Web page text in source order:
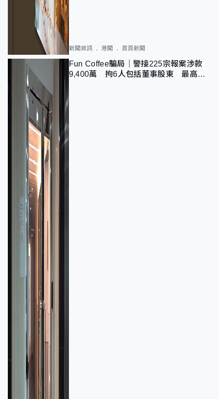
新聞資訊 港聞 首頁新聞
Fun Coffee騙局｜警接225宗報案涉款
9,400萬 拘6人包括董事股東 最高金